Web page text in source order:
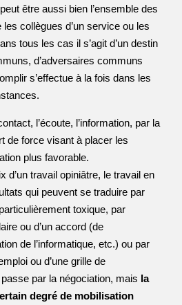
être aussi bien l’ensemble des
collègues d’un service ou les
tous les cas il s’agit d’un destin
d’adversaires communs
s’effectue à la fois dans les
l’écoute, l’information, par la
de force visant à placer les
plus favorable.
d’un travail opiniâtre, le travail en
qui peuvent se traduire par
toxique, par
ou d’un accord (de
de l’informatique, etc.) ou par
ou d’une grille de
par la négociation, mais la
degré de mobilisation